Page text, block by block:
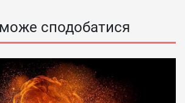
сподобатися